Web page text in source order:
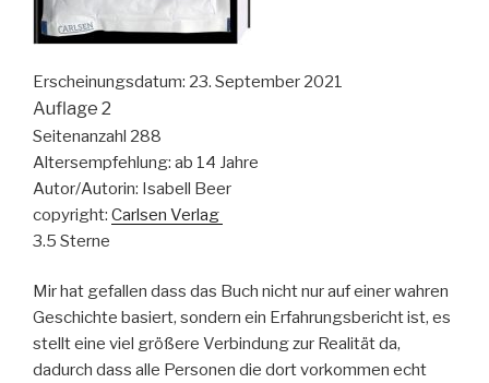
Erscheinungsdatum: 23. September 2021
Auflage 2
Seitenanzahl 288
Altersempfehlung: ab 14 Jahre
Autor/Autorin: Isabell Beer
copyright: Carlsen Verlag
3.5 Sterne
Mir hat gefallen dass das Buch nicht nur auf einer wahren
Geschichte basiert, sondern ein Erfahrungsbericht ist, es
stellt eine viel größere Verbindung zur Realität da,
dadurch dass alle Personen die dort vorkommen echt